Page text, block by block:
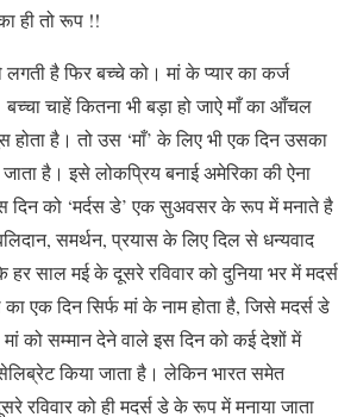
ही तो रूप !!
लगती है फिर बच्चे को। मां के प्यार का कर्ज
चाहें कितना भी बड़ा हो जाऐ माँ का आँचल
है। तो उस ‘माँ’ के लिए भी एक दिन उसका
है। इसे लोकप्रिय बनाई अमेरिका की ऐना
दिन को ‘मर्दस डे’ एक सुअवसर के रूप में मनाते है
समर्थन, प्रयास के लिए दिल से धन्यवाद
साल मई के दूसरे रविवार को दुनिया भर में मदर्स
एक दिन सिर्फ मां के नाम होता है, जिसे मदर्स डे
को सम्मान देने वाले इस दिन को कई देशों में
किया जाता है। लेकिन भारत समेत
रविवार को ही मदर्स डे के रूप में मनाया जाता